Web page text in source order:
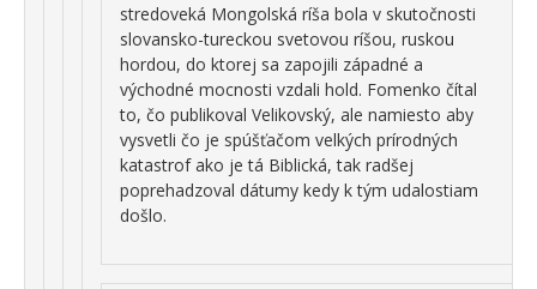
stredoveká Mongolská ríša bola v skutočnosti
slovansko-tureckou svetovou ríšou, ruskou
hordou, do ktorej sa zapojili západné a
východné mocnosti vzdali hold. Fomenko čítal
to, čo publikoval Velikovský, ale namiesto aby
vysvetli čo je spúšťačom velkých prírodných
katastrof ako je tá Biblická, tak radšej
poprehadzoval dátumy kedy k tým udalostiam
došlo.